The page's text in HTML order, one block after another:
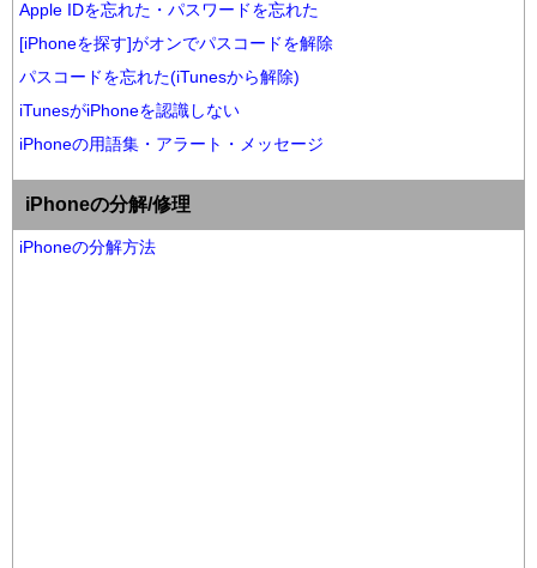
Apple IDを忘れた・パスワードを忘れた
[iPhoneを探す]がオンでパスコードを解除
パスコードを忘れた(iTunesから解除)
iTunesがiPhoneを認識しない
iPhoneの用語集・アラート・メッセージ
iPhoneの分解/修理
iPhoneの分解方法